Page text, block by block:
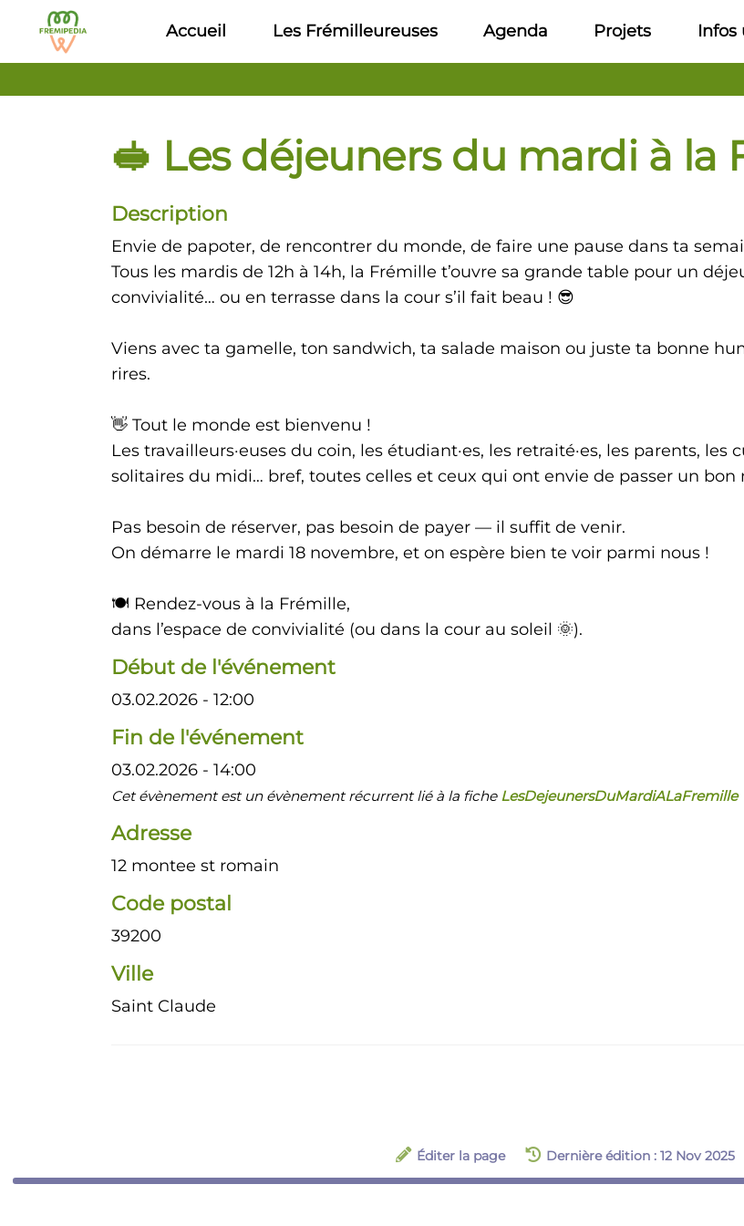
Aller au contenu principal
Accueil Les Frémilleureuses Agenda Projets Infos
🥪 Les déjeuners du mardi à la
Description
Envie de papoter, de rencontrer du monde, de faire une pause dans ta
Tous les mardis de 12h à 14h, la Frémille t’ouvre sa grande table pour un
convivialité… ou en terrasse dans la cour s’il fait beau ! 😎
Viens avec ta gamelle, ton sandwich, ta salade maison ou juste ta bonne
rires.
👋 Tout le monde est bienvenu !
Les travailleurs·euses du coin, les étudiant·es, les retraité·es, les parents, les
solitaires du midi… bref, toutes celles et ceux qui ont envie de passer un
Pas besoin de réserver, pas besoin de payer — il suffit de venir.
On démarre le mardi 18 novembre, et on espère bien te voir parmi nous !
🍽️ Rendez-vous à la Frémille,
dans l’espace de convivialité (ou dans la cour au soleil 🌞).
Début de l'événement
03.02.2026 - 12:00
Fin de l'événement
03.02.2026 - 14:00
Cet évènement est un évènement récurrent lié à la fiche LesDejeunersDuMardiALaFremille
Adresse
12 montee st romain
Code postal
39200
Ville
Saint Claude
Éditer la page Dernière édition : 12 Nov 2025